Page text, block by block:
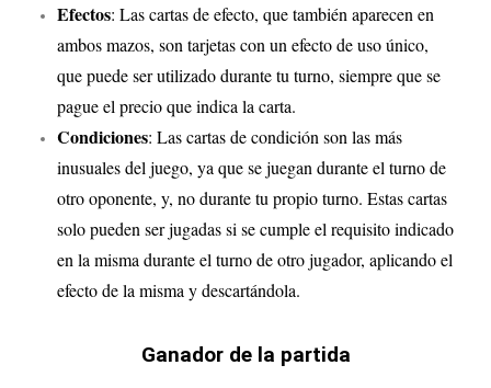
Efectos: Las cartas de efecto, que también aparecen en
ambos mazos, son tarjetas con un efecto de uso único,
que puede ser utilizado durante tu turno, siempre que se
pague el precio que indica la carta.
Condiciones: Las cartas de condición son las más
inusuales del juego, ya que se juegan durante el turno de
otro oponente, y, no durante tu propio turno. Estas cartas
solo pueden ser jugadas si se cumple el requisito indicado
en la misma durante el turno de otro jugador, aplicando el
efecto de la misma y descartándola.
Ganador de la partida